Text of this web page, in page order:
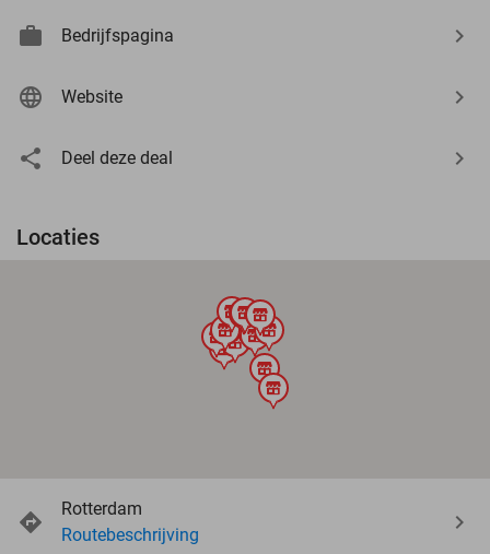
Bedrijfspagina
Website
Deel deze deal
Locaties
storestore
storestore store
storestore
store
store
store
store
store
Rotterdam
Routebeschrijving